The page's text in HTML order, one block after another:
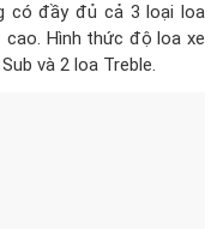
có đầy đủ cả 3 loại loa
Hình thức độ loa xe
và 2 loa Treble.